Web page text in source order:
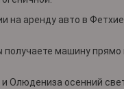
на аренду авто в Фетхие
получаете машину прямо
и Олюдениза осенний